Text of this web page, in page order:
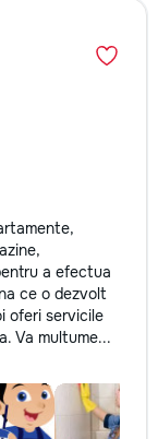
a efectua
ce o dezvolt
oferi servicile
Va multume...